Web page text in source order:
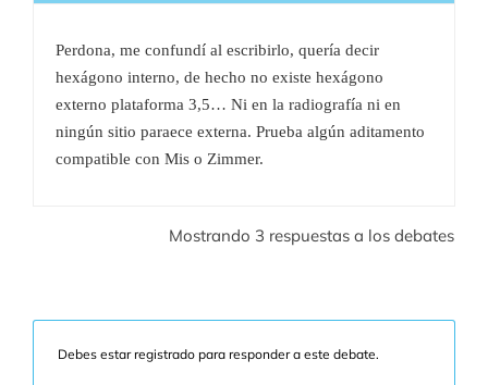
Perdona, me confundí al escribirlo, quería decir
hexágono interno, de hecho no existe hexágono
externo plataforma 3,5… Ni en la radiografía ni en
ningún sitio paraece externa. Prueba algún aditamento
compatible con Mis o Zimmer.
Mostrando 3 respuestas a los debates
Debes estar registrado para responder a este debate.